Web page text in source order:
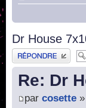
Dr House
Publier une réponse
Re: Dr
par cosette